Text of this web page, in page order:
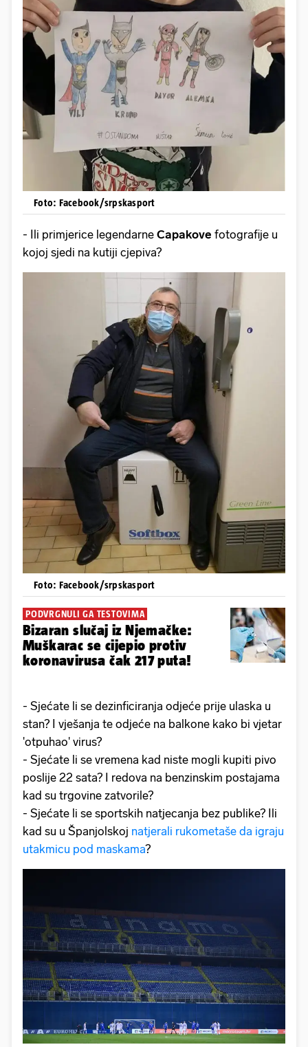
Foto: Facebook/srpskasport
- Ili primjerice legendarne Capakove fotografije u
kojoj sjedi na kutiji cjepiva?
Foto: Facebook/srpskasport
PODVRGNULI GA TESTOVIMA
Bizaran slučaj iz Njemačke:
Muškarac se cijepio protiv
koronavirusa čak 217 puta!
- Sjećate li se dezinficiranja odjeće prije ulaska u
stan? I vješanja te odjeće na balkone kako bi vjetar
'otpuhao' virus?
- Sjećate li se vremena kad niste mogli kupiti pivo
poslije 22 sata? I redova na benzinskim postajama
kad su trgovine zatvorile?
- Sjećate li se sportskih natjecanja bez publike? Ili
kad su u Španjolskoj natjerali rukometaše da igraju
utakmicu pod maskama?